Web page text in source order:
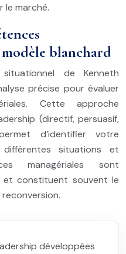
le marché.
blanchard
de Kenneth
précise pour évaluer
Cette approche
(directif, persuasif,
d’identifier votre
situations et
managériales sont
et constituent souvent le
développées